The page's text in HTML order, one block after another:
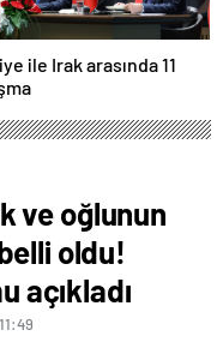
ile Irak arasında 11
ve oğlunun
oldu!
açıkladı